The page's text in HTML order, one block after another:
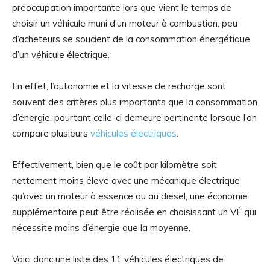
préoccupation importante lors que vient le temps de
choisir un véhicule muni d’un moteur à combustion, peu
d’acheteurs se soucient de la consommation énergétique
d’un véhicule électrique.
En effet, l’autonomie et la vitesse de recharge sont
souvent des critères plus importants que la consommation
d’énergie, pourtant celle-ci demeure pertinente lorsque l’on
compare plusieurs véhicules électriques
Effectivement, bien que le coût par kilomètre soit
nettement moins élevé avec une mécanique électrique
qu’avec un moteur à essence ou au diesel, une économie
supplémentaire peut être réalisée en choisissant un VÉ qui
nécessite moins d’énergie que la moyenne.
Voici donc une liste des 11 véhicules électriques de